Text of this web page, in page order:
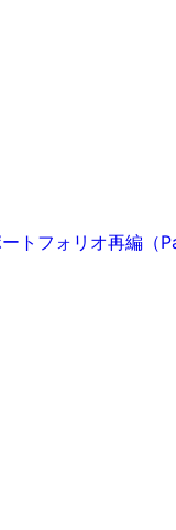
トフォリオ再編